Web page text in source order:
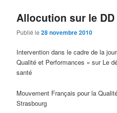
Allocution sur le
Publié le28 novembre 2010
Intervention dans le cadre de la
Qualité et Performances » sur Le
santé
Mouvement Français pour la
Strasbourg